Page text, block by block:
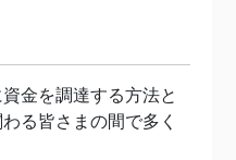
金を調達する方法と
る皆さまの間で多く